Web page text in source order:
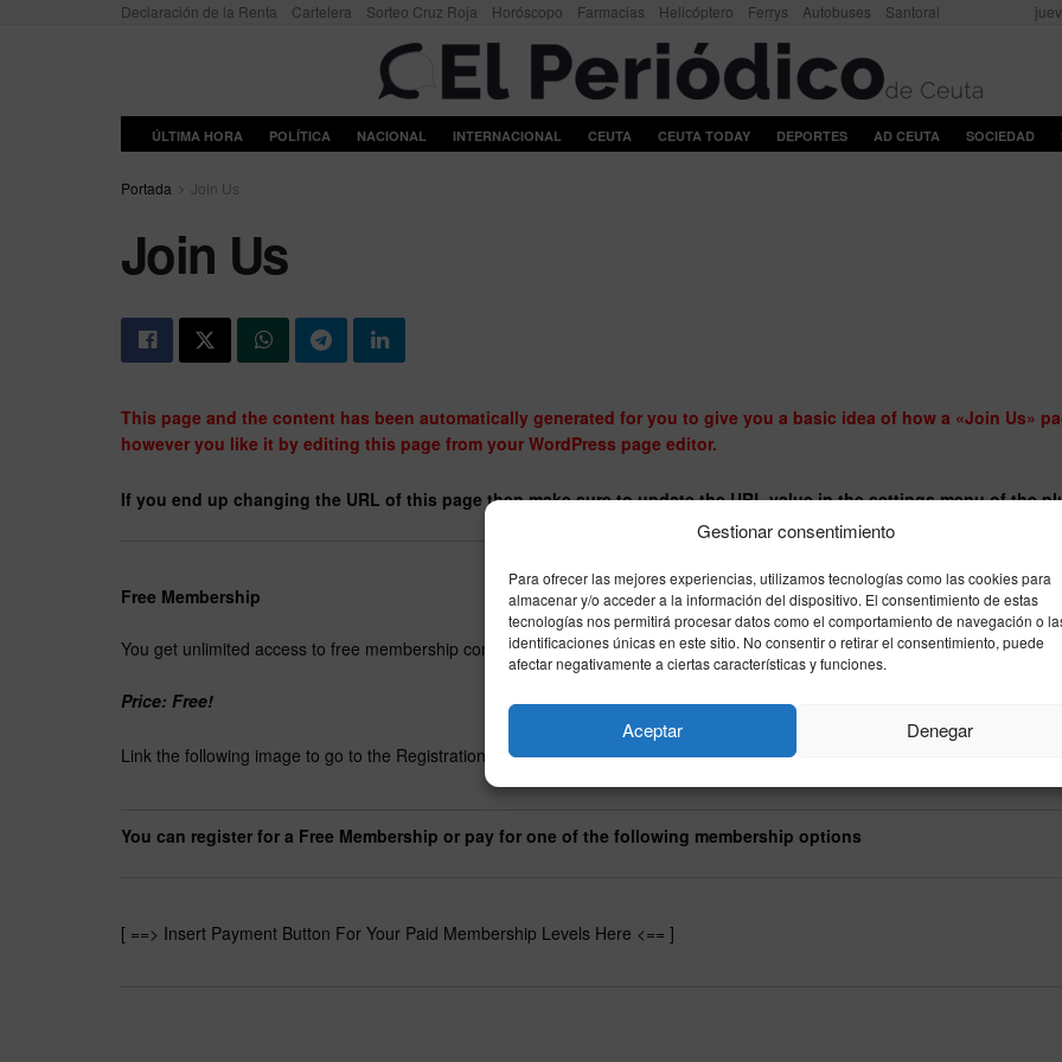
Gestionar consentimiento
Para ofrecer las mejores experiencias, utilizamos tecnologías como las cookies para
almacenar y/o acceder a la información del dispositivo. El consentimiento de estas
tecnologías nos permitirá procesar datos como el comportamiento de navegación o
identificaciones únicas en este sitio. No consentir o retirar el consentimiento, puede
afectar negativamente a ciertas características y funciones.
Aceptar Denegar
Declaración de la Renta Cartelera Sorteo Cruz Roja Horóscopo Farmacias Helicóptero Ferrys Autobuses Santoral
ÚLTIMA HORA POLÍTICA NACIONAL INTERNACIONAL CEUTA CEUTA TODAY DEPORTES AD CEUTA SOCIEDAD
Portada Join Us
Join Us
This page and the content has been automatically generated for you to give you a basic idea of how a «Join Us»
however you like it by editing this page from your WordPress page editor.
If you end up changing the URL of this page then make sure to update the URL value in the settings menu of the
Free Membership
You get unlimited access to free membership content
Price: Free!
Link the following image to go to the Registration Page if you want your visitors to be able to create a free membership
You can register for a Free Membership or pay for one of the following membership options
[ ==> Insert Payment Button For Your Paid Membership Levels Here <== ]